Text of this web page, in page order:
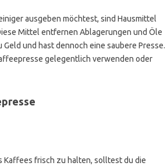
ausgeben möchtest, sind Hausmittel
Mittel entfernen Ablagerungen und Öle
und hast dennoch eine saubere Presse.
gelegentlich verwenden oder
Kaffees frisch zu halten, solltest du die